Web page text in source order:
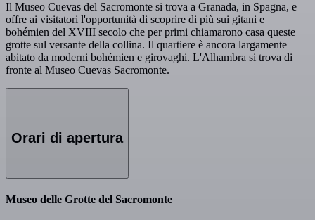
Il Museo Cuevas del Sacromonte si trova a Granada, in Spagna, e
offre ai visitatori l'opportunità di scoprire di più sui gitani e
bohémien del XVIII secolo che per primi chiamarono casa queste
grotte sul versante della collina. Il quartiere è ancora largamente
abitato da moderni bohémien e girovaghi. L'Alhambra si trova di
fronte al Museo Cuevas Sacromonte.
Orari di apertura
Museo delle Grotte del Sacromonte